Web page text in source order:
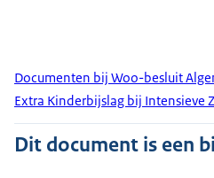
Documenten bij Woo-besluit
Extra Kinderbijslag bij Intensieve
Dit document is een